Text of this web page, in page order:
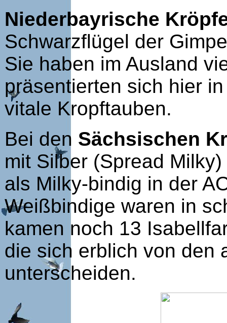
Niederbayrische
Schwarzflügel der
Sie haben im Ausland
präsentierten sich hier
vitale Kropftauben.
Bei den Sächsischen
mit Silber (Spread
als Milky-bindig in der
Weißbindige waren in
kamen noch 13
die sich erblich von den
unterscheiden.